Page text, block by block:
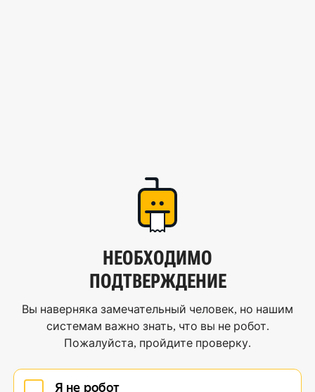
НЕОБХОДИМО
ПОДТВЕРЖДЕНИЕ
Вы наверняка замечательный человек, но нашим
системам важно знать, что вы не робот.
Пожалуйста, пройдите проверку.